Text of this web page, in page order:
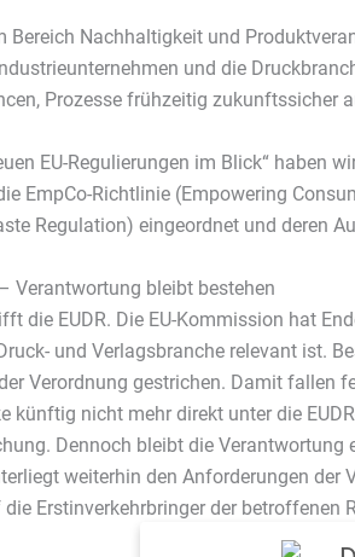
Bereich Nachhaltigkeit und
und die
Prozesse frühzeitig zukunftssicher
EU-Regulierungen im Blick“ haben
EmpCo-Richtlinie (Empowering
Regulation) eingeordnet und deren
Verantwortung bleibt bestehen
die EUDR. Die EU-Kommission hat
und Verlagsbranche relevant ist.
Verordnung gestrichen. Damit fallen
künftig nicht mehr direkt unter die
Dennoch bleibt die Verantwortung
weiterhin den Anforderungen der
Erstinverkehrbringer der betroffenen